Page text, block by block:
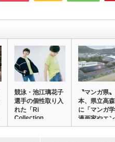
競泳・池江璃花子
選手の個性取り入
れた「Ri
Collection…
〝マンガ県
本、県立高
に「マンガ学
漫画家やエ